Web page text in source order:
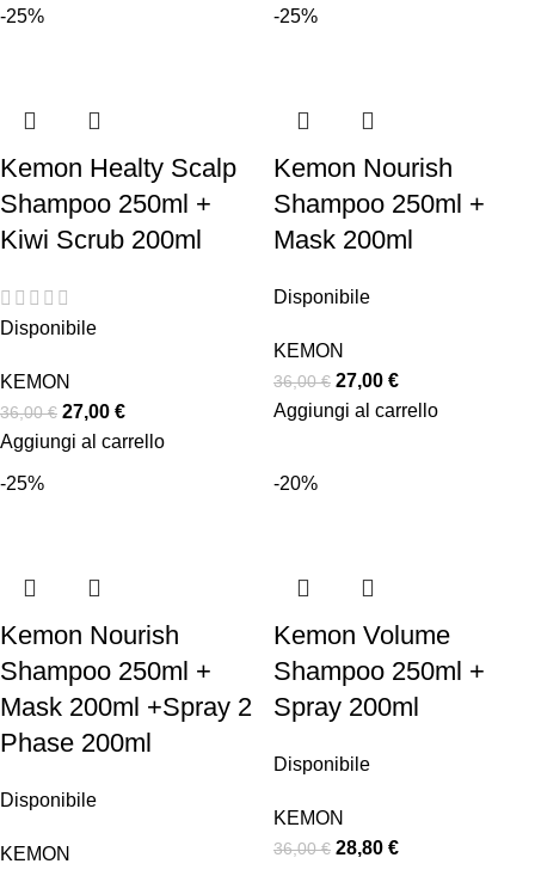
-25%
Kemon Healty Scalp
Shampoo 250ml +
Kiwi Scrub 200ml
Disponibile
KEMON
36,00€ 27,00 €
Aggiungi al carrello
-25%
Kemon Nourish
Shampoo 250ml +
Mask 200ml
Disponibile
KEMON
36,00€ 27,00 €
Aggiungi al carrello
-25%
Kemon Nourish
Shampoo 250ml +
Mask 200ml +Spray 2
Phase 200ml
Disponibile
KEMON
-20%
Kemon Volume
Shampoo 250ml +
Spray 200ml
Disponibile
KEMON
36,00€ 28,80 €